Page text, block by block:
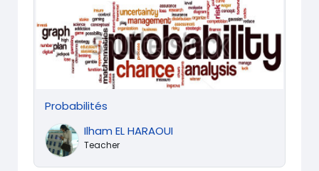
Probabilités
Ilham EL HARAOUI
Teacher